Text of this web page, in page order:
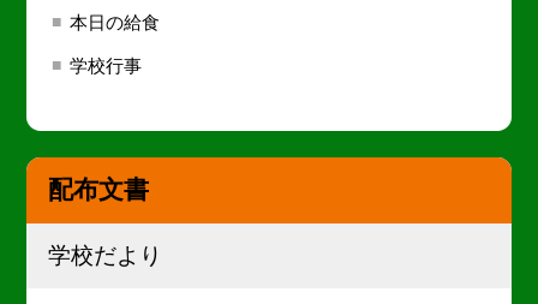
本日の給食
学校行事
配布文書
学校だより